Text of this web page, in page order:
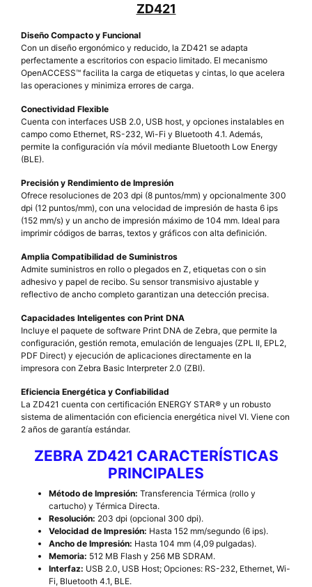
ZD421
Diseño Compacto y Funcional
Con un diseño ergonómico y reducido, la ZD421 se adapta
perfectamente a escritorios con espacio limitado. El mecanismo
OpenACCESS™ facilita la carga de etiquetas y cintas, lo que acelera
las operaciones y minimiza errores de carga.
Conectividad Flexible
Cuenta con interfaces USB 2.0, USB host, y opciones instalables en
campo como Ethernet, RS-232, Wi-Fi y Bluetooth 4.1. Además,
permite la configuración vía móvil mediante Bluetooth Low Energy
(BLE).
Precisión y Rendimiento de Impresión
Ofrece resoluciones de 203 dpi (8 puntos/mm) y opcionalmente 300
dpi (12 puntos/mm), con una velocidad de impresión de hasta 6 ips
(152 mm/s) y un ancho de impresión máximo de 104 mm. Ideal para
imprimir códigos de barras, textos y gráficos con alta definición.
Amplia Compatibilidad de Suministros
Admite suministros en rollo o plegados en Z, etiquetas con o sin
adhesivo y papel de recibo. Su sensor transmisivo ajustable y
reflectivo de ancho completo garantizan una detección precisa.
Capacidades Inteligentes con Print DNA
Incluye el paquete de software Print DNA de Zebra, que permite la
configuración, gestión remota, emulación de lenguajes (ZPL II, EPL2,
PDF Direct) y ejecución de aplicaciones directamente en la
impresora con Zebra Basic Interpreter 2.0 (ZBI).
Eficiencia Energética y Confiabilidad
La ZD421 cuenta con certificación ENERGY STAR® y un robusto
sistema de alimentación con eficiencia energética nivel VI. Viene con
2 años de garantía estándar.
ZEBRA ZD421 CARACTERÍSTICAS
PRINCIPALES
Método de Impresión: Transferencia Térmica (rollo y
cartucho) y Térmica Directa.
Resolución: 203 dpi (opcional 300 dpi).
Velocidad de Impresión: Hasta 152 mm/segundo (6 ips).
Ancho de Impresión: Hasta 104 mm (4,09 pulgadas).
Memoria: 512 MB Flash y 256 MB SDRAM.
Interfaz: USB 2.0, USB Host; Opciones: RS-232, Ethernet, Wi-
Fi, Bluetooth 4.1, BLE.